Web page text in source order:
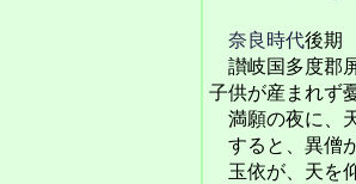
奈良時代後期
讃岐国多度郡
子供が産まれず
満願の夜に、
すると、異僧
玉依が、天を